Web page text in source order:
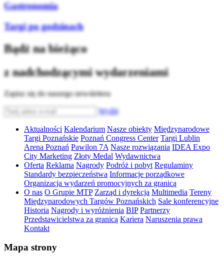
Gastronomia
Targi po godzinach
Bądź na bieżąco
z nadchodzącymi wydarzeniami
Zapisz się do naszego newslettera
Wyślij
Aktualności Kalendarium Nasze obiekty Międzynarodowe
Targi Poznańskie Poznań Congress Center Targi Lublin
Arena Poznań Pawilon 7A Nasze rozwiązania IDEA Expo
City Marketing Złoty Medal Wydawnictwa
Oferta Reklama Nagrody Podróż i pobyt Regulaminy
Standardy bezpieczeństwa Informacje porządkowe
Organizacja wydarzeń promocyjnych za granicą
O nas O Grupie MTP Zarząd i dyrekcja Multimedia Tereny
Międzynarodowych Targów Poznańskich Sale konferencyjne
Historia Nagrody i wyróżnienia BIP Partnerzy
Przedstawicielstwa za granicą Kariera Naruszenia prawa
Kontakt
Mapa strony